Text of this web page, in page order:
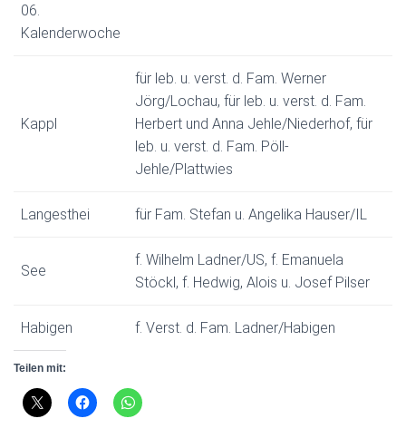
06.
Kalenderwoche
Kappl
für leb. u. verst. d. Fam. Werner
Jörg/Lochau, für leb. u. verst. d. Fam.
Herbert und Anna Jehle/Niederhof, für
leb. u. verst. d. Fam. Pöll-
Jehle/Plattwies
Langesthei für Fam. Stefan u. Angelika Hauser/IL
See
f. Wilhelm Ladner/US, f. Emanuela
Stöckl, f. Hedwig, Alois u. Josef Pilser
Habigen f. Verst. d. Fam. Ladner/Habigen
Teilen mit: